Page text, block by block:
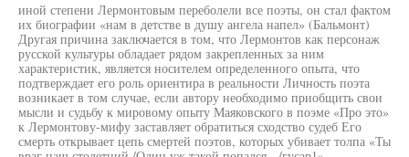
иной степени Лермонтовым переболели все поэты, он стал фактом
их биографии «нам в детстве в душу ангела напел» (Бальмонт)
Другая причина заключается в том, что Лермонтов как персонаж
русской культуры обладает рядом закрепленных за ним
характеристик, является носителем определенного опыта, что
подтверждает его роль ориентира в реальности Личность поэта
возникает в том случае, если автору необходимо приобщить свои
мысли и судьбу к мировому опыту Маяковского в поэме «Про это»
к Лермонтову-мифу заставляет обратиться сходство судеб Его
смерть открывает цепь смертей поэтов, которых убивает толпа «Ты